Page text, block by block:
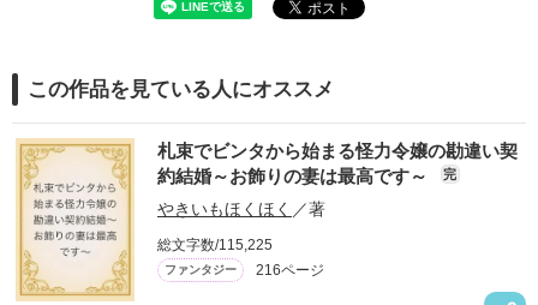
この作品を見ている人にオススメ
札束でビンタから始まる怪力令嬢の勘違い契
約結婚～お飾りの妻は最高です～
完
やきいもほくほく ／著
総文字数/115,225
ファンタジー 216ページ